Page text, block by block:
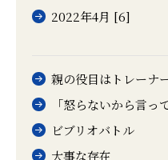
2022年4月 [6]
親の役目はトレーナ
「怒らないから言
ビブリオバトル
大事な存在